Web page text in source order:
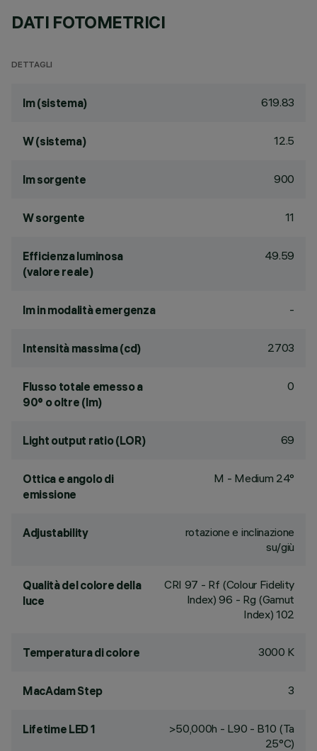
DATI FOTOMETRICI
DETTAGLI
lm (sistema) 619.83
W (sistema) 12.5
lm sorgente 900
W sorgente 11
Efficienza luminosa
(valore reale)
49.59
lm in modalità emergenza -
Intensità massima (cd) 2703
Flusso totale emesso a
90° o oltre (lm)
0
Light output ratio (LOR) 69
Ottica e angolo di
emissione
M - Medium 24°
Adjustability
rotazione e inclinazione
su/giù
Qualità del colore della
luce
CRI 97 - Rf (Colour Fidelity
Index) 96 - Rg (Gamut
Index) 102
Temperatura di colore 3000 K
MacAdam Step 3
Lifetime LED 1
>50,000h - L90 - B10 (Ta
25°C)